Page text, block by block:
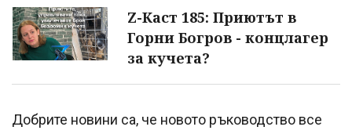
Z-Каст 185: Приютът в
Горни Богров - концлагер
за кучета?
Добрите новини са, че новото ръководство все